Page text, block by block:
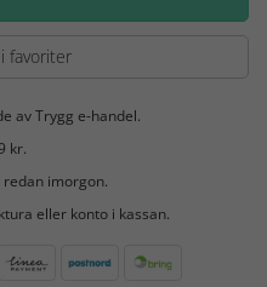
favoriter
av Trygg e-handel.
kr.
redan imorgon.
eller konto i kassan.